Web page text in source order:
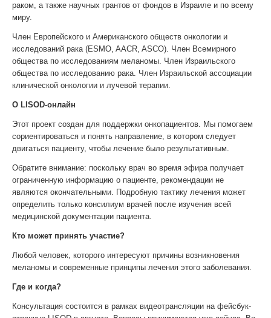
раком, а также научных грантов от фондов в Израиле и по всему
миру.
Член Европейского и Американского обществ онкологии и
исследований рака (ESMO, AACR, ASCO). Член Всемирного
общества по исследованиям меланомы. Член Израильского
общества по исследованию рака. Член Израильской ассоциации
клинической онкологии и лучевой терапии.
О LISOD-онлайн
Этот проект создан для поддержки онкопациентов. Мы помогаем
сориентироваться и понять направление, в котором следует
двигаться пациенту, чтобы лечение было результативным.
Обратите внимание: поскольку врач во время эфира получает
ограниченную информацию о пациенте, рекомендации не
являются окончательными. Подробную тактику лечения может
определить только консилиум врачей после изучения всей
медицинской документации пациента.
Кто может принять участие?
Любой человек, которого интересуют причины возникновения
меланомы и современные принципы лечения этого заболевания.
Где и когда?
Консультация состоится в рамках видеотрансляции на фейсбук-